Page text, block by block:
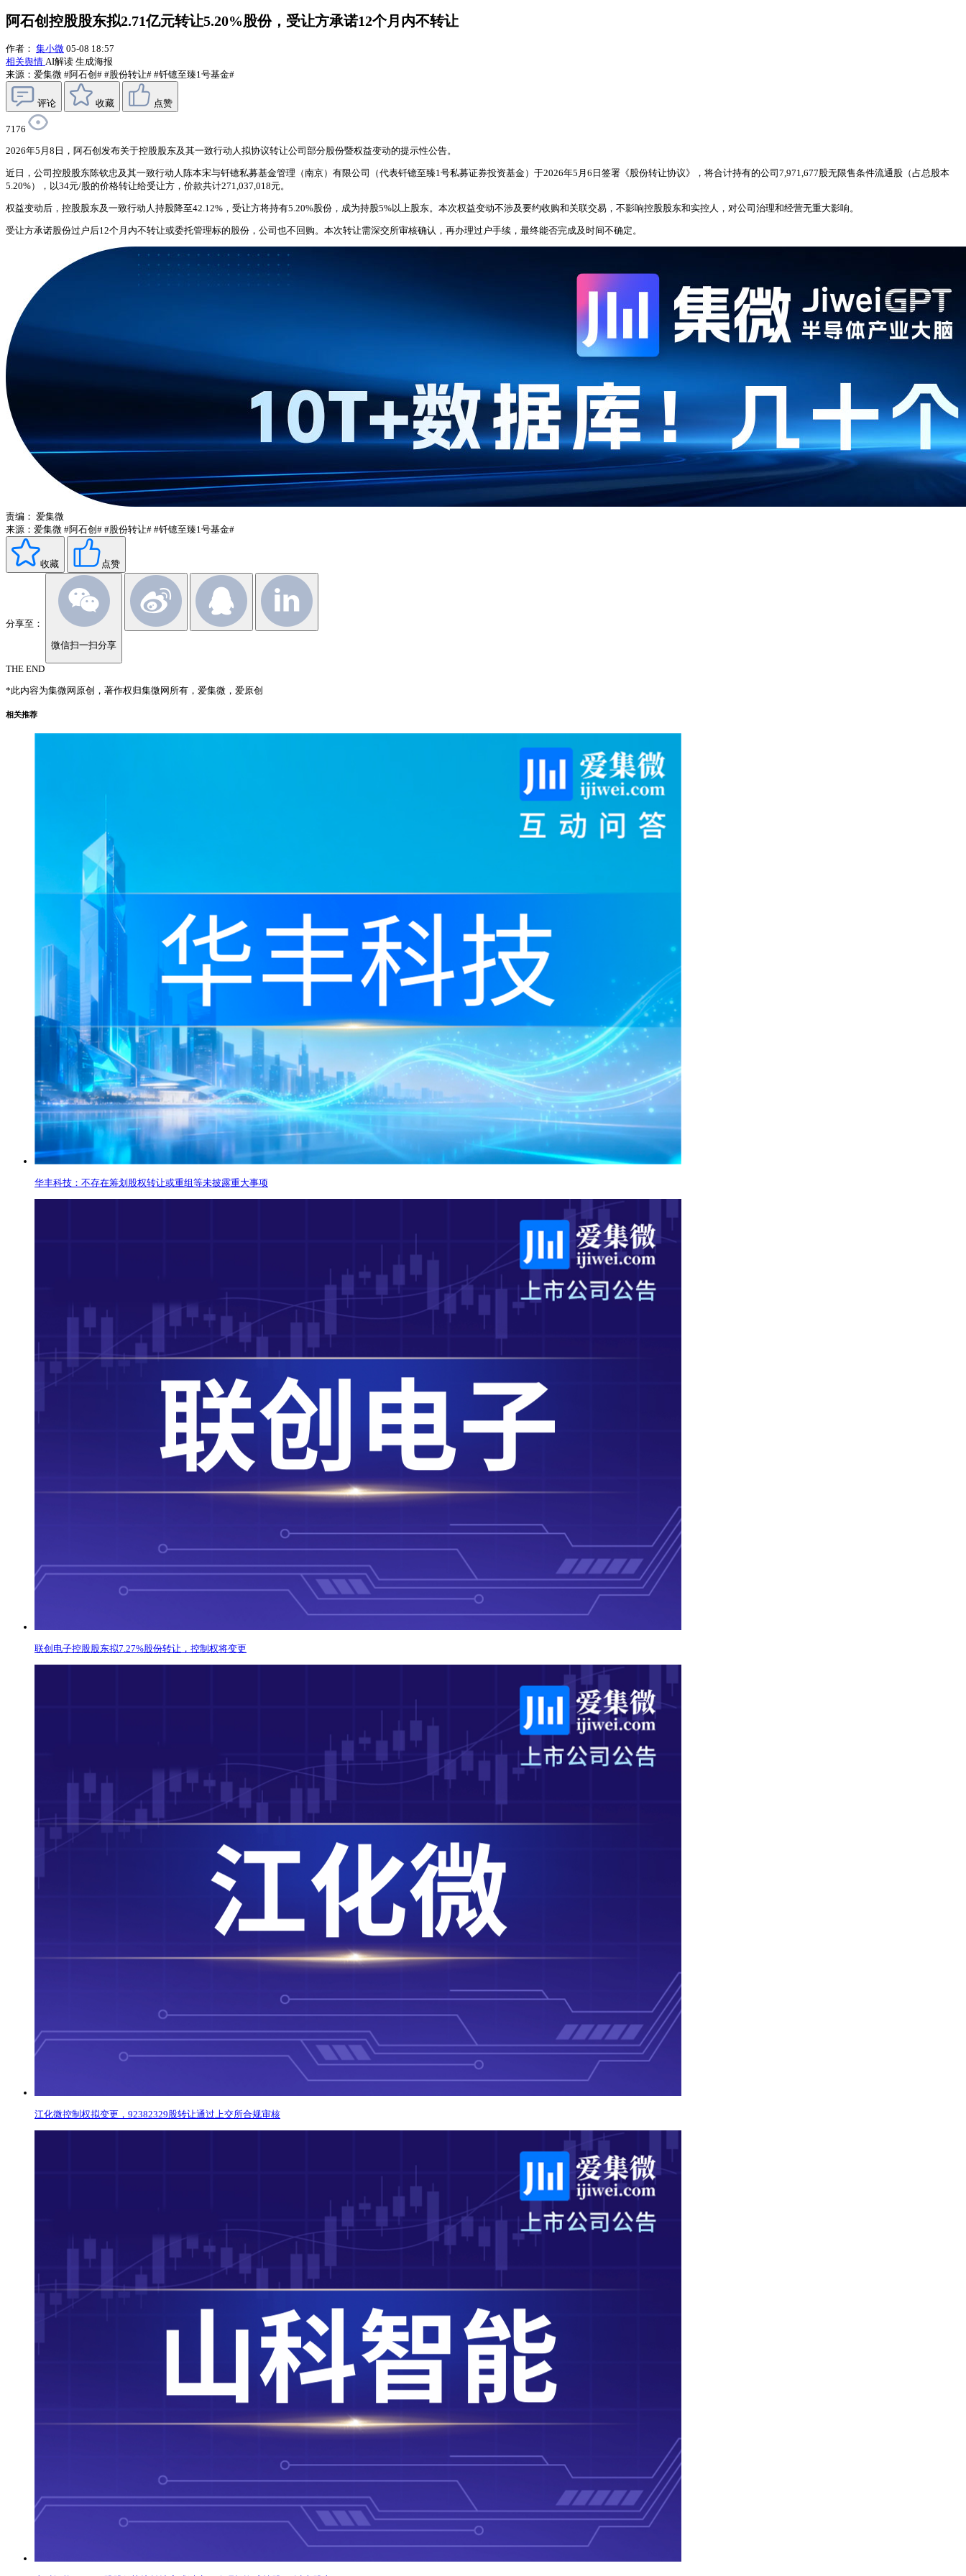
阿石创控股股东拟2.71亿元转让5.20%股份，受让方承诺12个月内不转让
作者： 集小微 05-08 18:57
相关舆情 AI解读 生成海报
来源：爱集微 #阿石创# #股份转让# #钎镱至臻1号基金#
评论 收藏 点赞
7176
2026年5月8日，阿石创发布关于控股股东及其一致行动人拟协议转让公司部分股份暨权益变动的提示性公告。
近日，公司控股股东陈钦忠及其一致行动人陈本宋与钎镱私募基金管理（南京）有限公司（代表钎镱至臻1号私募证券投资基金）于2026年5月6日签署《股份转让协议》，将合计持有的公司7,971,677股无限售条件流通股（占总股本
5.20%），以34元/股的价格转让给受让方，价款共计271,037,018元。
权益变动后，控股股东及一致行动人持股降至42.12%，受让方将持有5.20%股份，成为持股5%以上股东。本次权益变动不涉及要约收购和关联交易，不影响控股股东和实控人，对公司治理和经营无重大影响。
受让方承诺股份过户后12个月内不转让或委托管理标的股份，公司也不回购。本次转让需深交所审核确认，再办理过户手续，最终能否完成及时间不确定。
责编： 爱集微
来源：爱集微 #阿石创# #股份转让# #钎镱至臻1号基金#
收藏 点赞
分享至：
微信扫一扫分享
THE END
*此内容为集微网原创，著作权归集微网所有，爱集微，爱原创
相关推荐
华丰科技：不存在筹划股权转让或重组等未披露重大事项
联创电子控股股东拟7.27%股份转让，控制权将变更
江化微控制权拟变更，92382329股转让通过上交所合规审核